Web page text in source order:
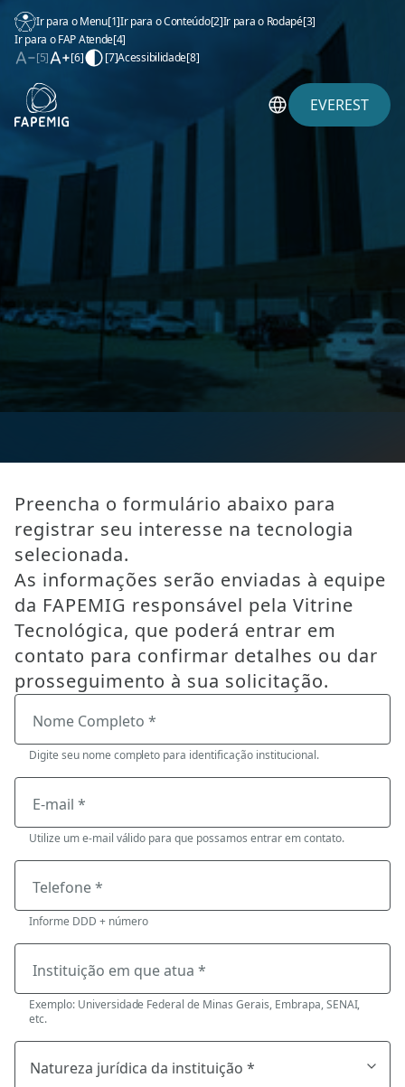
Ir para o Menu[1]Ir para o Conteúdo[2]Ir para o Rodapé[3]
Ir para o FAP Atende[4]
[5]
[6] [7]Acessibilidade[8]
EVEREST
Preencha o formulário abaixo para
registrar seu interesse na tecnologia
selecionada.
As informações serão enviadas à equipe
da FAPEMIG responsável pela Vitrine
Tecnológica, que poderá entrar em
contato para confirmar detalhes ou dar
prosseguimento à sua solicitação.
Nome Completo *
Digite seu nome completo para identificação institucional.
E-mail *
Utilize um e-mail válido para que possamos entrar em contato.
Telefone *
Informe DDD + número
Instituição em que atua *
Exemplo: Universidade Federal de Minas Gerais, Embrapa, SENAI,
etc.